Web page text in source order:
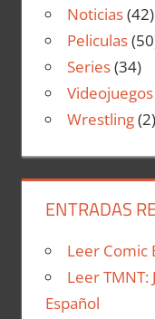
Noticias(42)
Peliculas
Series(34)
Videojuegos
Wrestling(2)
ENTRADAS
Leer Comic
Leer
Español